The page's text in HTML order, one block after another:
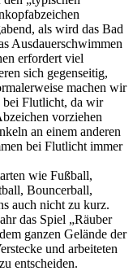
als wird das Bad
Ausdauerschwimmen
erfordert viel
sich gegenseitig,
machen wir
bei Flutlicht, da wir
vorziehen
an einem anderen
bei Flutlicht immer
wie Fußball,
Bouncerball,
auch nicht zu kurz.
das Spiel „Räuber
ganzen Gelände der
und arbeiteten
entscheiden.